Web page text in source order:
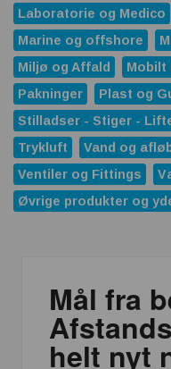
Laboratorie og Medico
Marine og offshore
Miljø og Affald
Mobilt
Pakninger
Plast og
Stilladser - Stiger -
Trykluft
Vand og
Ventiler og Fittings
Øvrige produkter og
Mål fra
helt nyt